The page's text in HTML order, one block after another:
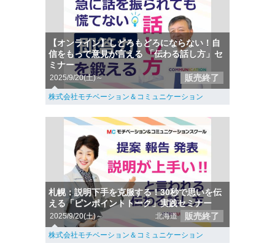
【オンライン】しどろもどろにならない！自
信をもって意見が言える 「伝わる話し方」セ
ミナー
2025/9/20(土)～ 販売終了
株式会社モチベーション＆コミュニケーション
札幌：説明下手を克服する！30秒で思いを伝
える「ピンポイントトーク」実践セミナー
2025/9/20(土)～ 北海道 販売終了
株式会社モチベーション＆コミュニケーション